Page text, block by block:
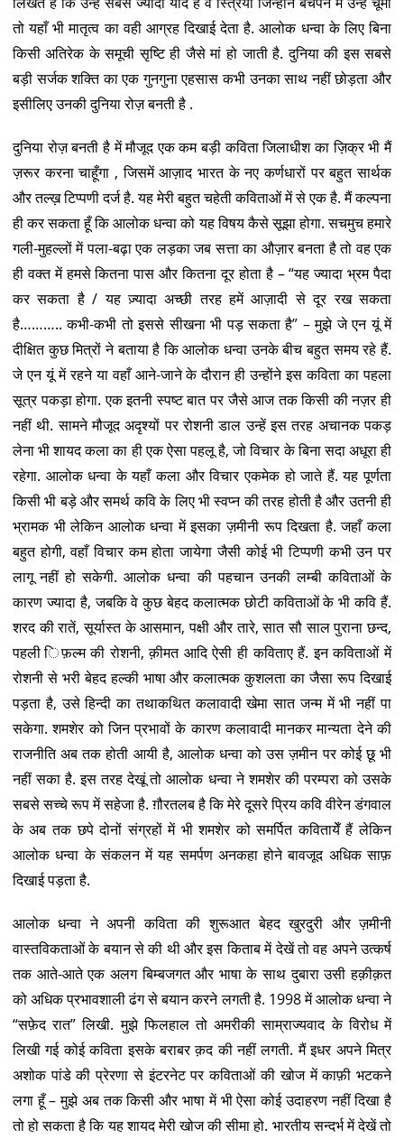
तो यहाँ भी मातृत्व का वही आग्रह दिखाई देता है. आलोक धन्वा के लिए बिना
किसी अतिरेक के समूची सृष्टि ही जैसे मां हो जाती है. दुनिया की इस सबसे
बड़ी सर्जक शक्ति का एक गुनगुना एहसास कभी उनका साथ नहीं छोड़ता और
इसीलिए उनकी दुनिया रोज़ बनती है .
दुनिया रोज़ बनती है में मौजूद एक कम बड़ी कविता जिलाधीश का ज़िक्र भी मैं
ज़रूर करना चाहूँगा , जिसमें आज़ाद भारत के नए कर्णधारों पर बहुत सार्थक
और तल्ख़ टिप्पणी दर्ज है. यह मेरी बहुत चहेती कविताओं में से एक है. मैं कल्पना
ही कर सकता हूँ कि आलोक धन्वा को यह विषय कैसे सूझा होगा. सचमुच हमारे
गली-मुहल्लों में पला-बढ़ा एक लड़का जब सत्ता का औज़ार बनता है तो वह एक
ही वक्त में हमसे कितना पास और कितना दूर होता है – “यह ज्यादा भ्रम पैदा
कर सकता है / यह ज़्यादा अच्छी तरह हमें आज़ादी से दूर रख सकता
है……….. कभी-कभी तो इससे सीखना भी पड़ सकता है” – मुझे जे एन यूं में
दीक्षित कुछ मित्रों ने बताया है कि आलोक धन्वा उनके बीच बहुत समय रहे हैं.
जे एन यूं में रहने या वहाँ आने-जाने के दौरान ही उन्होंने इस कविता का पहला
सूत्र पकड़ा होगा. एक इतनी स्पष्ट बात पर जैसे आज तक किसी की नज़र ही
नहीं थी. सामने मौजूद अदृश्यों पर रोशनी डाल उन्हें इस तरह अचानक पकड़
लेना भी शायद कला का ही एक ऐसा पहलू है, जो विचार के बिना सदा अधूरा ही
रहेगा. आलोक धन्वा के यहाँ कला और विचार एकमेक हो जाते हैं. यह पूर्णता
किसी भी बड़े और समर्थ कवि के लिए भी स्वप्न की तरह होती है और उतनी ही
भ्रामक भी लेकिन आलोक धन्वा में इसका ज़मीनी रूप दिखता है. जहाँ कला
बहुत होगी, वहाँ विचार कम होता जायेगा जैसी कोई भी टिप्पणी कभी उन पर
लागू नहीं हो सकेगी. आलोक धन्वा की पहचान उनकी लम्बी कविताओं के
कारण ज्यादा है, जबकि वे कुछ बेहद कलात्मक छोटी कविताओं के भी कवि हैं.
शरद की रातें, सूर्यास्त के आसमान, पक्षी और तारे, सात सौ साल पुराना छन्द,
पहली िफ़ल्म की रोशनी, क़ीमत आदि ऐसी ही कविताए हैं. इन कविताओं में
रोशनी से भरी बेहद हल्की भाषा और कलात्मक कुशलता का जैसा रूप दिखाई
पड़ता है, उसे हिन्दी का तथाकथित कलावादी खेमा सात जन्म में भी नहीं पा
सकेगा. शमशेर को जिन प्रभावों के कारण कलावादी मानकर मान्यता देने की
राजनीति अब तक होती आयी है, आलोक धन्वा को उस ज़मीन पर कोई छू भी
नहीं सका है. इस तरह देखूं तो आलोक धन्वा ने शमशेर की परम्परा को उसके
सबसे सच्चे रूप में सहेजा है. ग़ौरतलब है कि मेरे दूसरे प्रिय कवि वीरेन डंगवाल
के अब तक छपे दोनों संग्रहों में भी शमशेर को समर्पित कवितायेँ हैं लेकिन
आलोक धन्वा के संकलन में यह समर्पण अनकहा होने बावजूद अधिक साफ़
दिखाई पड़ता है.
आलोक धन्वा ने अपनी कविता की शुरूआत बेहद खुरदुरी और ज़मीनी
वास्तविकताओं के बयान से की थी और इस किताब में देखें तो वह अपने उत्कर्ष
तक आते-आते एक अलग बिम्बजगत और भाषा के साथ दुबारा उसी हक़ीक़त
को अधिक प्रभावशाली ढंग से बयान करने लगती है. 1998 में आलोक धन्वा ने
“सफ़ेद रात” लिखी. मुझे फिलहाल तो अमरीकी साम्राज्यवाद के विरोध में
लिखी गई कोई कविता इसके बराबर क़द की नहीं लगती. मैं इधर अपने मित्र
अशोक पांडे की प्रेरणा से इंटरनेट पर कविताओं की खोज में काफ़ी भटकने
लगा हूँ – मुझे अब तक किसी और भाषा में भी ऐसा कोई उदाहरण नहीं दिखा है
तो हो सकता है कि यह शायद मेरी खोज की सीमा हो. भारतीय सन्दर्भ में देखें तो